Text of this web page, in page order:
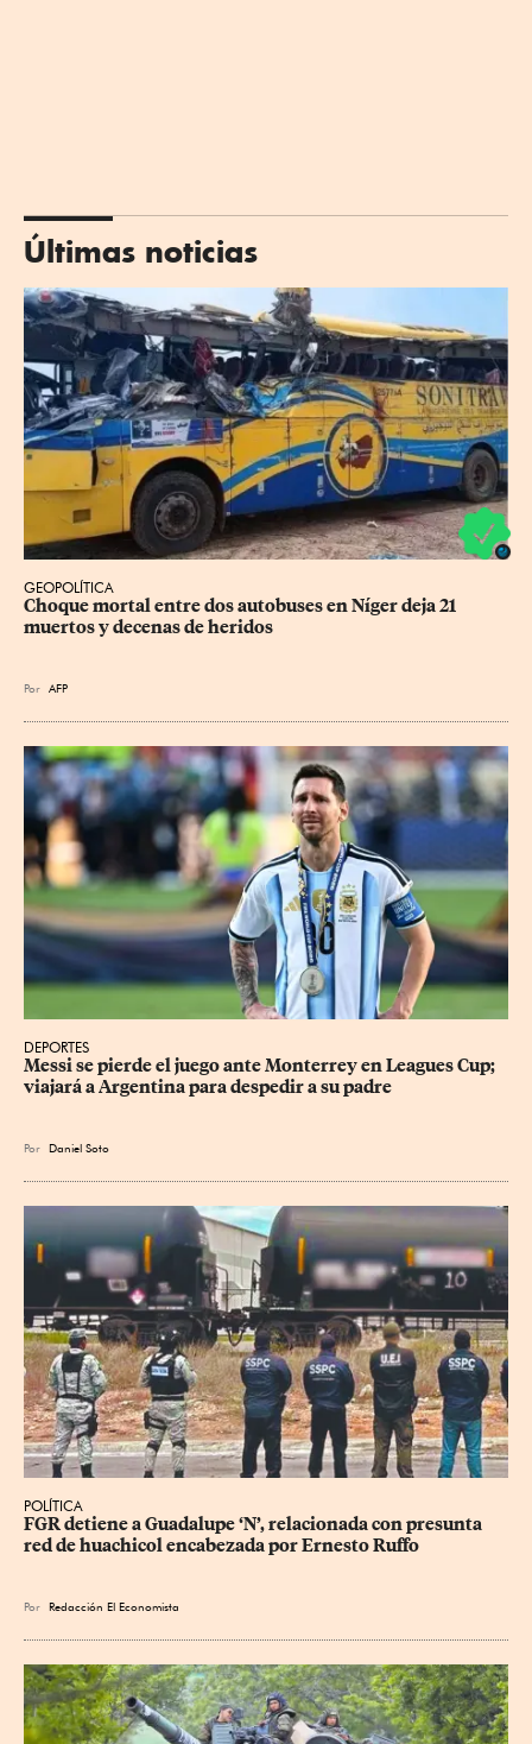
Últimas noticias
GEOPOLÍTICA
Choque mortal entre dos autobuses en Níger deja 21
muertos y decenas de heridos
Por AFP
DEPORTES
Messi se pierde el juego ante Monterrey en Leagues Cup;
viajará a Argentina para despedir a su padre
Por Daniel Soto
POLÍTICA
FGR detiene a Guadalupe ‘N’, relacionada con presunta
red de huachicol encabezada por Ernesto Ruffo
Por Redacción El Economista